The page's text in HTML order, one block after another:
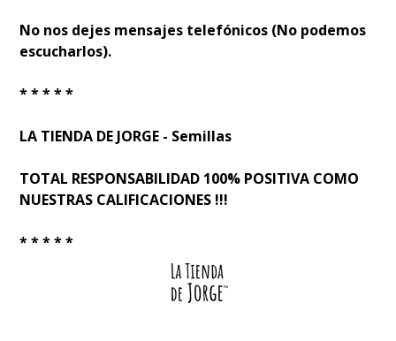
No nos dejes mensajes telefónicos (No podemos
escucharlos).
* * * * *
LA TIENDA DE JORGE - Semillas
TOTAL RESPONSABILIDAD 100% POSITIVA COMO
NUESTRAS CALIFICACIONES !!!
* * * * *